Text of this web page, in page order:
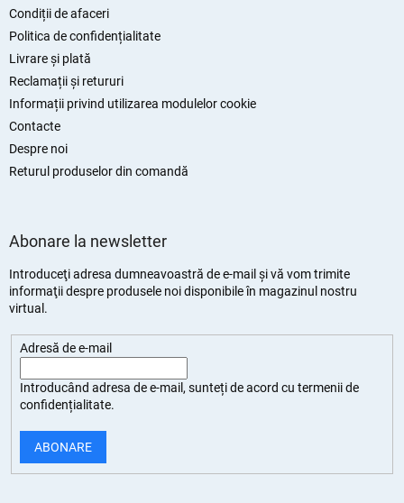
Condiții de afaceri
Politica de confidențialitate
Livrare și plată
Reclamații și retururi
Informații privind utilizarea modulelor cookie
Contacte
Despre noi
Returul produselor din comandă
Abonare la newsletter
Introduceţi adresa dumneavoastră de e-mail şi vă vom trimite
informaţii despre produsele noi disponibile în magazinul nostru
virtual.
Adresă de e-mail
Introducând adresa de e-mail, sunteți deacord cu termenii de
confidențialitate.
ABONARE